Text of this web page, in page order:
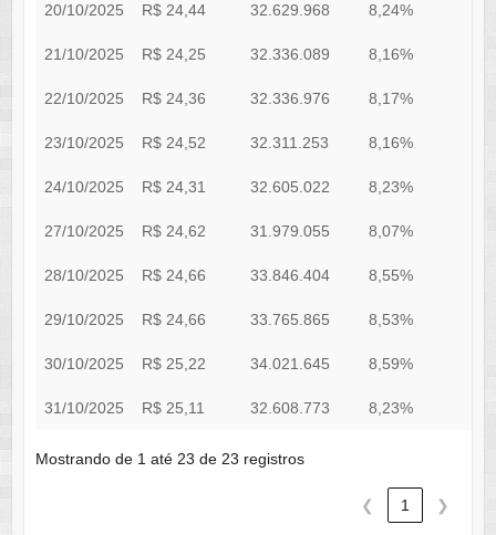
20/10/2025 R$ 24,44 32.629.968 8,24%
21/10/2025 R$ 24,25 32.336.089 8,16%
22/10/2025 R$ 24,36 32.336.976 8,17%
23/10/2025 R$ 24,52 32.311.253 8,16%
24/10/2025 R$ 24,31 32.605.022 8,23%
27/10/2025 R$ 24,62 31.979.055 8,07%
28/10/2025 R$ 24,66 33.846.404 8,55%
29/10/2025 R$ 24,66 33.765.865 8,53%
30/10/2025 R$ 25,22 34.021.645 8,59%
31/10/2025 R$ 25,11 32.608.773 8,23%
Mostrando de 1 até 23 de 23 registros
❮ 1 ❯